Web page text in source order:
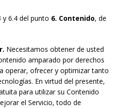
y 6.4 del punto 6. Contenido, de
Necesitamos obtener de usted
amparado por derechos
operar, ofrecer y optimizar tanto
En virtud del presente,
para utilizar su Contenido
el Servicio, todo de